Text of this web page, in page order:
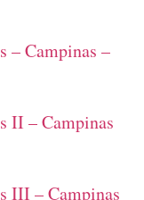
– Campinas –
II – Campinas
III – Campinas